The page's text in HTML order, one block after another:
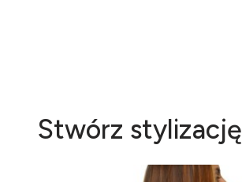
Stwórz stylizację